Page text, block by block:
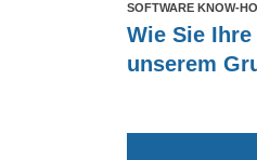
SOFTWARE KNOW-
Wie Sie
unserem